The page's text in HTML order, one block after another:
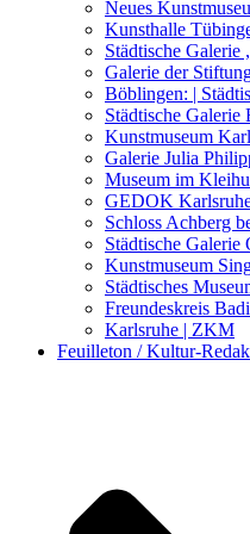
Neues
Kunsthalle
Städtische Galerie
Galerie der
Böblingen: |
Städtische
Kunstmuseum
Galerie Julia
Museum im
GEDOK
Schloss Achberg
Städtische Galerie
Kunstmuseum
Städtisches
Freundeskreis
Karlsruhe | ZKM
Feuilleton / Kultur-